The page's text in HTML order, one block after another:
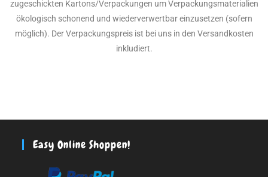
zugeschickten Kartons/Verpackungen um Verpackungsmaterialien
ökologisch schonend und wiederverwertbar einzusetzen (sofern
möglich). Der Verpackungspreis ist bei uns in den Versandkosten
inkludiert.
Easy Online Shoppen!